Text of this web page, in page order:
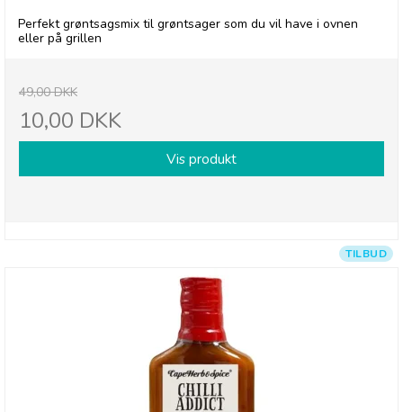
Perfekt grøntsagsmix til grøntsager som du vil have i ovnen
eller på grillen
49,00 DKK
10,00 DKK
Vis produkt
TILBUD